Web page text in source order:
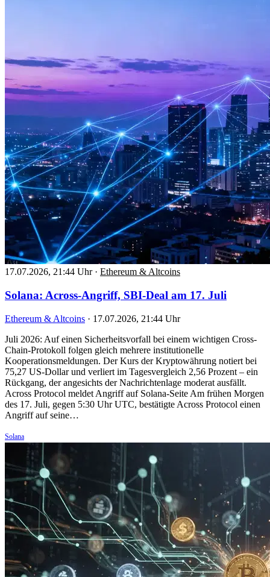
17.07.2026, 21:44 Uhr · Ethereum & Altcoins
Solana: Across-Angriff, SBI-Deal am 17. Juli
Ethereum & Altcoins · 17.07.2026, 21:44 Uhr
Juli 2026: Auf einen Sicherheitsvorfall bei einem wichtigen Cross-
Chain-Protokoll folgen gleich mehrere institutionelle
Kooperationsmeldungen. Der Kurs der Kryptowährung notiert bei
75,27 US-Dollar und verliert im Tagesvergleich 2,56 Prozent – ein
Rückgang, der angesichts der Nachrichtenlage moderat ausfällt.
Across Protocol meldet Angriff auf Solana-Seite Am frühen Morgen
des 17. Juli, gegen 5:30 Uhr UTC, bestätigte Across Protocol einen
Angriff auf seine…
Solana